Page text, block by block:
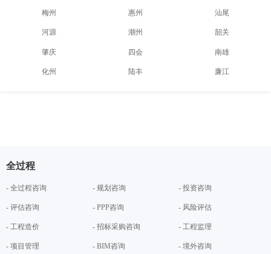
梅州 惠州 汕尾
河源 潮州 韶关
肇庆 四会 南雄
化州 陆丰 廉江
全过程
- 全过程咨询 - 规划咨询 - 投资咨询
- 评估咨询 - PPP咨询 - 风险评估
- 工程造价 - 招标采购咨询 - 工程监理
- 项目管理 - BIM咨询 - 境外咨询